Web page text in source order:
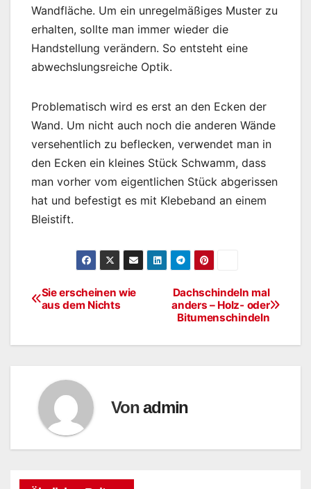
Wandfläche. Um ein unregelmäßiges Muster zu
erhalten, sollte man immer wieder die
Handstellung verändern. So entsteht eine
abwechslungsreiche Optik.
Problematisch wird es erst an den Ecken der
Wand. Um nicht auch noch die anderen Wände
versehentlich zu beflecken, verwendet man in
den Ecken ein kleines Stück Schwamm, dass
man vorher vom eigentlichen Stück abgerissen
hat und befestigt es mit Klebeband an einem
Bleistift.
BeitragsnavigationDachschindeln mal
anders – Holz- oder
Bitumenschindeln
Sie erscheinen wie
aus dem Nichts
Vonadmin